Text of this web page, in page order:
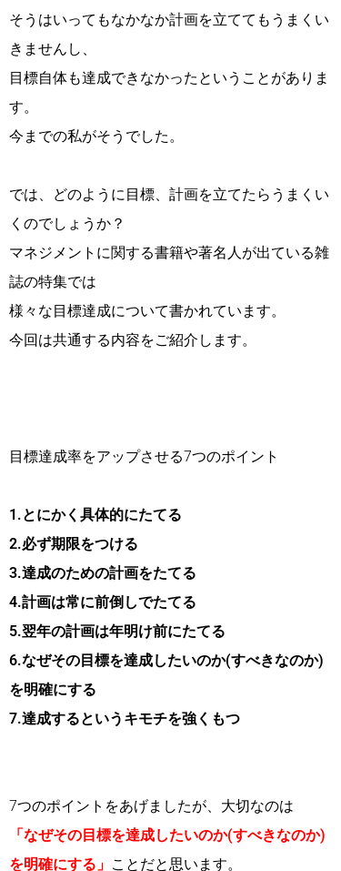
そうはいってもなかなか計画を立ててもうまくい
きませんし、
目標自体も達成できなかったということがありま
す。
今までの私がそうでした。
では、どのように目標、計画を立てたらうまくい
くのでしょうか？
マネジメントに関する書籍や著名人が出ている雑
誌の特集では
様々な目標達成について書かれています。
今回は共通する内容をご紹介します。
目標達成率をアップさせる7つのポイント
1.とにかく具体的にたてる
2.必ず期限をつける
3.達成のための計画をたてる
4.計画は常に前倒しでたてる
5.翌年の計画は年明け前にたてる
6.なぜその目標を達成したいのか(すべきなのか)
を明確にする
7.達成するというキモチを強くもつ
7つのポイントをあげましたが、大切なのは
「なぜその目標を達成したいのか(すべきなのか)
を明確にする」 ことだと思います。